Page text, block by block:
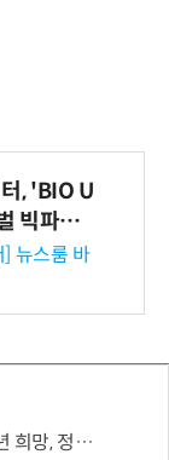
, 'BIO U
빅파마
지원…K
두보 확
뉴스룸 바
해답 없어”